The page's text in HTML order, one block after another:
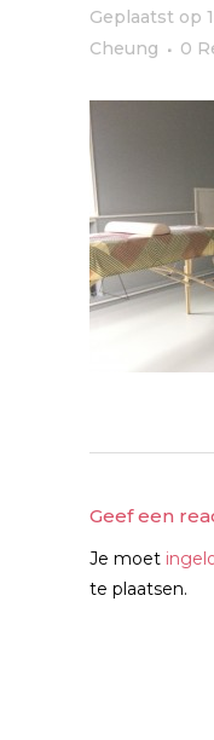
Geplaatst op
Cheung
0
Geef een
Je moet
te plaatsen.